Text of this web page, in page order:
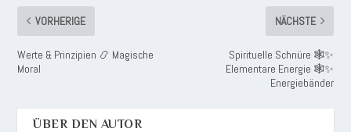
VORHERIGE
Werte & Prinzipien 📿 Magische
Moral
NÄCHSTE
Spirituelle Schnüre 🕸️✨
Elementare Energie 🕸️✨
Energiebänder
ÜBER DEN AUTOR